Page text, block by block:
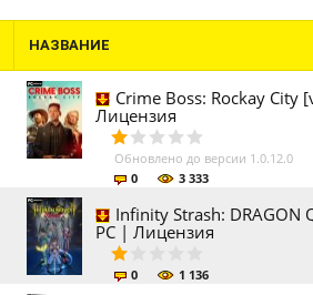
НАЗВАНИЕ
Crime Boss: Rockay City
Лицензия
Обновлено до версии 1.0.12.0
0
3 333
Infinity Strash: DRAGON
PC | Лицензия
0 1 136